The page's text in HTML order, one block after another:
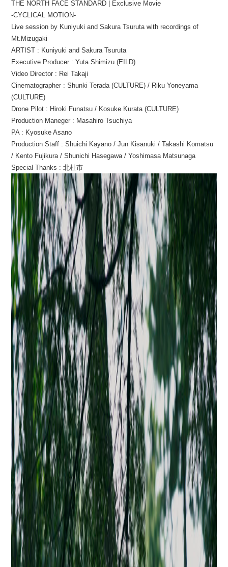
THE NORTH FACE STANDARD | Exclusive Movie
-CYCLICAL MOTION-
Live session by Kuniyuki and Sakura Tsuruta with recordings of
Mt.Mizugaki
ARTIST : Kuniyuki and Sakura Tsuruta
Executive Producer : Yuta Shimizu (EILD)
Video Director : Rei Takaji
Cinematographer : Shunki Terada (CULTURE) / Riku Yoneyama
(CULTURE)
Drone Pilot : Hiroki Funatsu / Kosuke Kurata (CULTURE)
Production Maneger : Masahiro Tsuchiya
PA : Kyosuke Asano
Production Staff : Shuichi Kayano / Jun Kisanuki / Takashi Komatsu
/ Kento Fujikura / Shunichi Hasegawa / Yoshimasa Matsunaga
Special Thanks : 北杜市